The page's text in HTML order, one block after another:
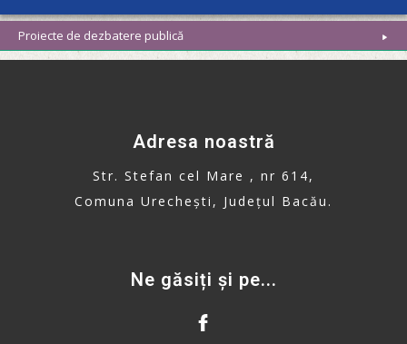
Proiecte de dezbatere publică
Adresa noastră
Str. Stefan cel Mare , nr 614,
Comuna Urechești, Județul Bacău.
Ne găsiți și pe...